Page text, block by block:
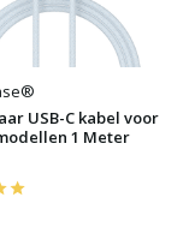
USB-C kabel voor
1 Meter